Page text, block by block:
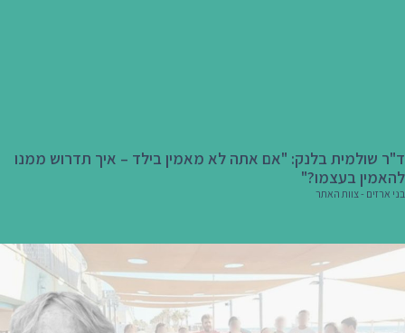
ד"ר שולמית בלנק: "אם אתה לא מאמין בילד – איך תדרוש ממנו
להאמין בעצמו?"
בני ארזים - צוות האתר